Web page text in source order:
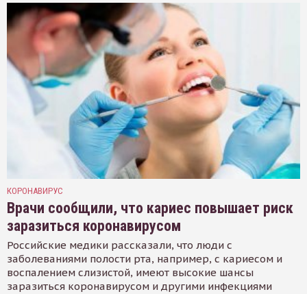
КОРОНАВИРУС
Врачи сообщили, что кариес повышает риск
заразиться коронавирусом
Российские медики рассказали, что люди с
заболеваниями полости рта, например, с кариесом и
воспалением слизистой, имеют высокие шансы
заразиться коронавирусом и другими инфекциями